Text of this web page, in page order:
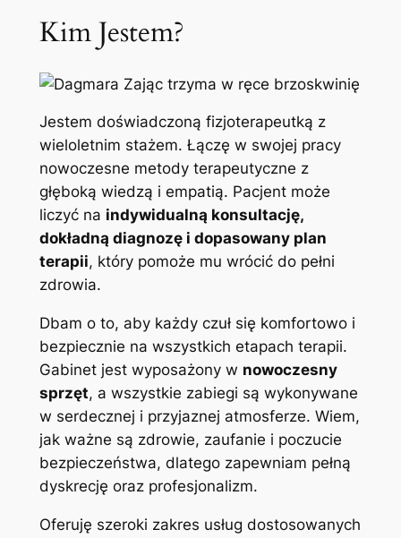
Kim Jestem?
Jestem doświadczoną fizjoterapeutką z
wieloletnim stażem. Łączę w swojej pracy
nowoczesne metody terapeutyczne z
głęboką wiedzą i empatią. Pacjent może
liczyć na indywidualną konsultację,
dokładną diagnozę i dopasowany plan
terapii, który pomoże mu wrócić do pełni
zdrowia.
Dbam o to, aby każdy czuł się komfortowo i
bezpiecznie na wszystkich etapach terapii.
Gabinet jest wyposażony w nowoczesny
sprzęt, a wszystkie zabiegi są wykonywane
w serdecznej i przyjaznej atmosferze. Wiem,
jak ważne są zdrowie, zaufanie i poczucie
bezpieczeństwa, dlatego zapewniam pełną
dyskrecję oraz profesjonalizm.
Oferuję szeroki zakres usług dostosowanych